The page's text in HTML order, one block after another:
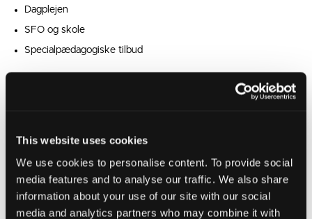
This website uses cookies
We use cookies to personalise content. To provide social
media features and to analyse our traffic. We also share
information about your use of our site with our social
media and analytics partners who may combine it with
Dagplejen
SFO og skole
Specialpædagogiske tilbud
blive en stærk praktiker, der kan igangsætte og tilpasse
Åbn alle